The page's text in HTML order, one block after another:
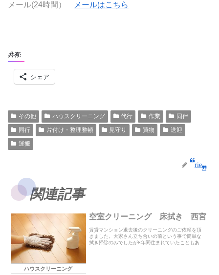
メール(24時間）
メールはこちら
共有:
シェア
その他 ハウスクリーニング 代行 作業
同伴
同行
片付け・整理整頓 見守り 買物
送迎
運搬
rie
関連記事
ハウスクリーニング
空室クリーニング 床拭き 西宮
賃貸マンション退去後のクリーニングのご依頼を頂
きました。大家さん立ち合いの前という事で簡単な
拭き掃除のみでしたが8年間住まれていたこともあ